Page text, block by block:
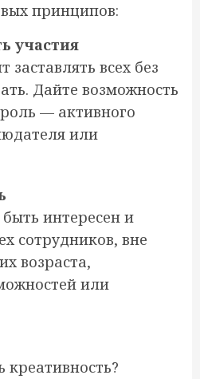
принципов:
участия
заставлять всех без
Дайте возможность
— активного
или
интересен и
сотрудников, вне
возраста,
или
креативность?